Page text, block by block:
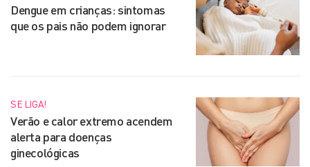
Dengue em crianças: sintomas
que os pais não podem ignorar
SE LIGA!
Verão e calor extremo acendem
alerta para doenças
ginecológicas